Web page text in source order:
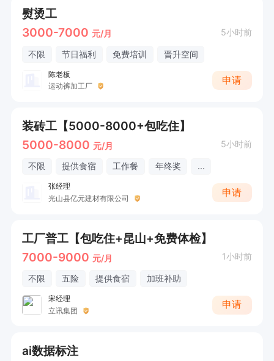
熨烫工
3000-7000 元/月 5小时前
不限 节日福利 免费培训 晋升空间
陈老板
运动裤加工厂
申请
装砖工【5000-8000+包吃住】
5000-8000 元/月 5小时前
不限 提供食宿 工作餐 年终奖 ...
张经理
光山县亿元建材有限公司
申请
工厂普工【包吃住+昆山+免费体检】
7000-9000 元/月 1小时前
不限 五险 提供食宿 加班补助
宋经理
立讯集团
申请
ai数据标注